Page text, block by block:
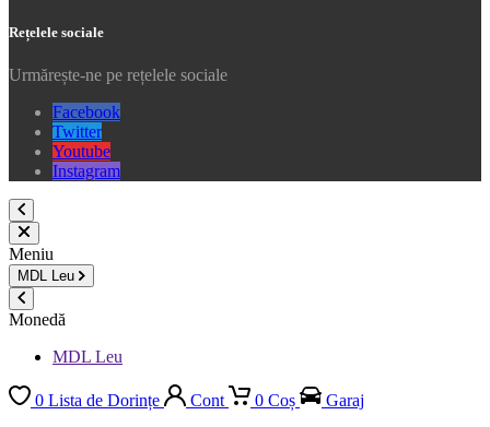
Rețelele sociale
Urmărește-ne pe rețelele sociale
Facebook
Twitter
Youtube
Instagram
Meniu
MDL Leu
Monedă
MDL Leu
0 Lista de Dorințe Cont 0 Coș
Garaj